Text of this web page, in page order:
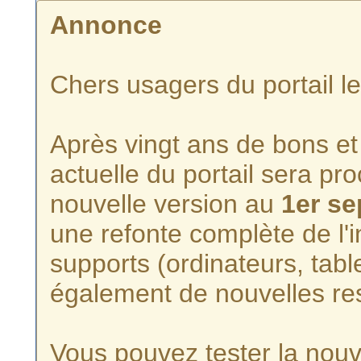
Annonce
Chers usagers du portail
Après vingt ans de bons
actuelle du portail sera
nouvelle version au 1er
une refonte complète de
supports (ordinateurs,
également de nouvelles
Vous pouvez tester la